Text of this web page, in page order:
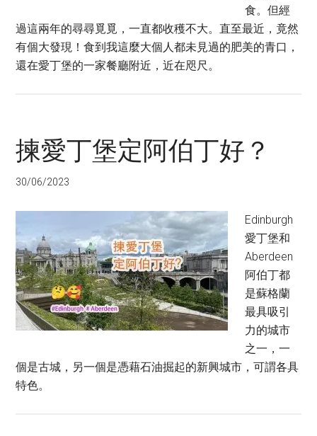
食。但經
過這兩年的尋尋覓覓，一直都收穫不大。直至最近，竟然
有個大發現！食到我這麼大個人都未見過的肥美的青口，
還在愛丁堡的一家餐廳附近，近在咫尺。
揀愛丁堡定阿伯丁好？
30/06/2023
Edinburgh
愛丁堡和
Aberdeen
阿伯丁都
是蘇格蘭
最具吸引
力的城市
之一，一
個是古城，另一個是憑藉石油掘起的新興城市，可謂各具
特色。